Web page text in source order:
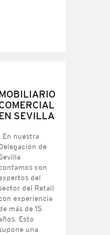
SEVILLA
En nuestra
de
con
del
del Retail
experiencia
más de 15
Esto
una